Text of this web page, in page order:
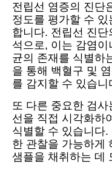
전립선 염증의 진단
정도를 평가할 수
합니다. 전립선 진
석으로, 이는 감염이
균의 존재를 식별하
을 통해 백혈구 및
를 감지할 수 있습니
또 다른 중요한 검
선을 직접 시각화하
식별할 수 있습니다
한 관찰을 가능하게
샘플을 채취하는 데